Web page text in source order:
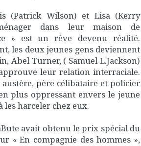
(Patrick Wilson) et Lisa (Kerry
dans leur maison de
» est un rêve devenu réalité.
les deux jeunes gens deviennent
Abel Turner, ( Samuel L.Jackson)
leur relation interraciale.
père célibataire et policier
plus oppressant envers le jeune
les harceler chez eux.
avait obtenu le prix spécial du
« En compagnie des hommes »,